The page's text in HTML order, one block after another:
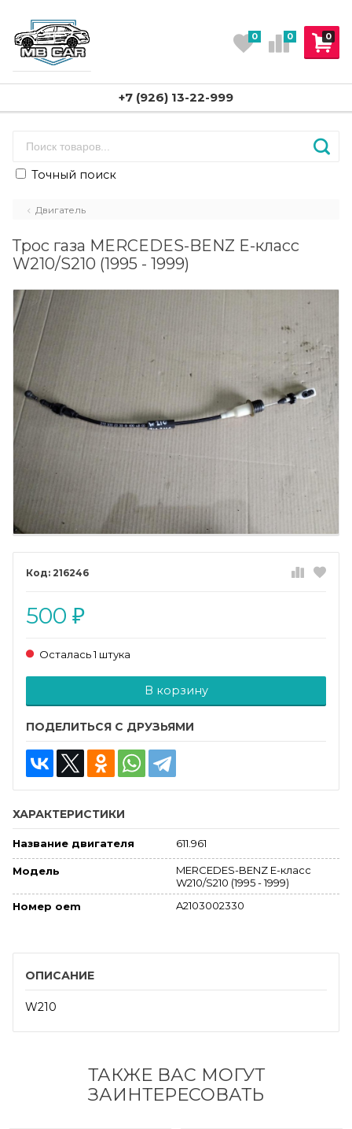
0
0 0
+7 (926) 13-22-999
Точный поиск
Двигатель
Трос газа MERCEDES-BENZ E-класс
W210/S210 (1995 - 1999)
216246
500 ₽
Осталась 1 штука
В корзину
ПОДЕЛИТЬСЯ С ДРУЗЬЯМИ
ХАРАКТЕРИСТИКИ
Название двигателя 611.961
Модель
MERCEDES-BENZ E-класс
W210/S210 (1995 - 1999)
Номер oem
A2103002330
ОПИСАНИЕ
W210
ТАКЖЕ ВАС МОГУТ
ЗАИНТЕРЕСОВАТЬ